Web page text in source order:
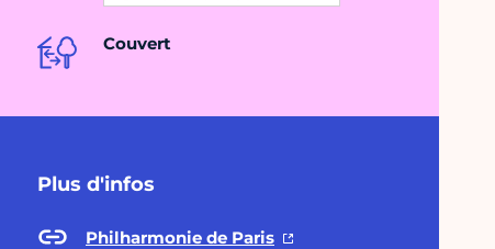
Couvert
Plus d'infos
Philharmonie de Paris